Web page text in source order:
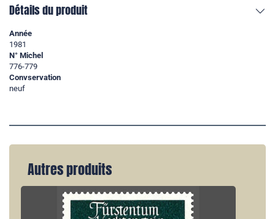
Détails du produit
Année
1981
N° Michel
776-779
Convservation
neuf
Autres produits